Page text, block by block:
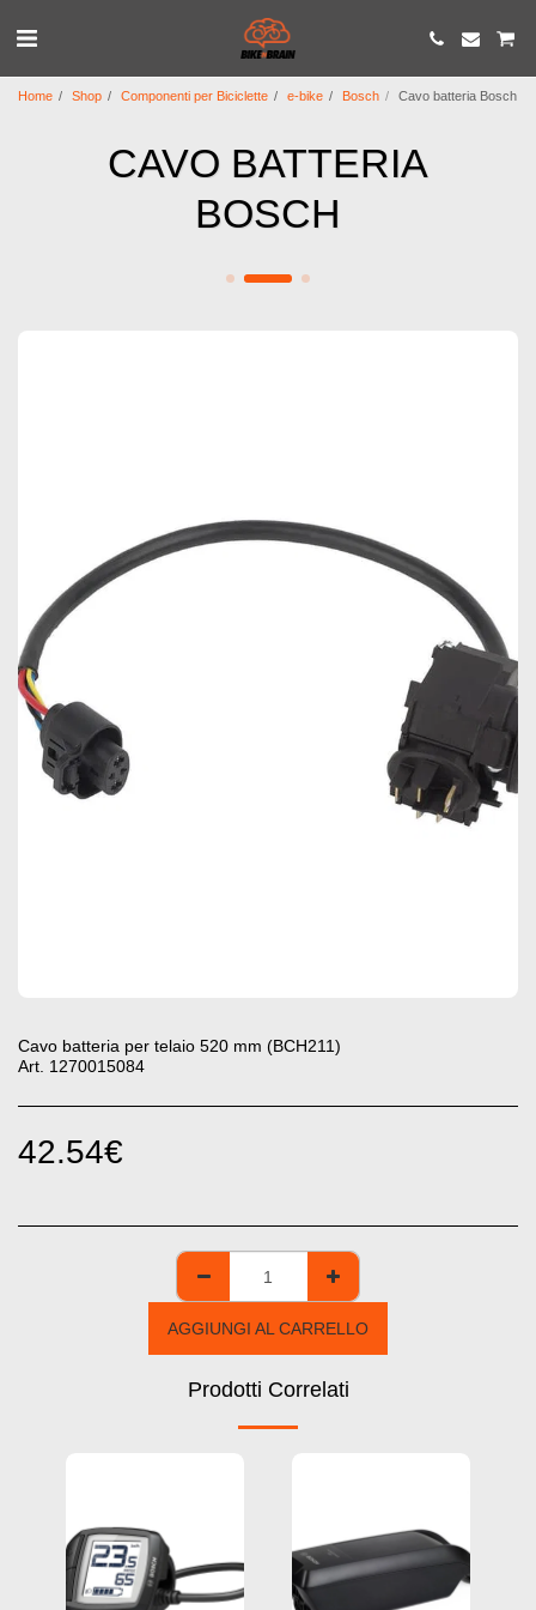
Home Shop Componenti per Biciclette e-bike Bosch Cavo batteria Bosch
CAVO BATTERIA
BOSCH
Cavo batteria per telaio 520 mm (BCH211)
Art. 1270015084
42.54€
AGGIUNGI AL CARRELLO
Prodotti Correlati